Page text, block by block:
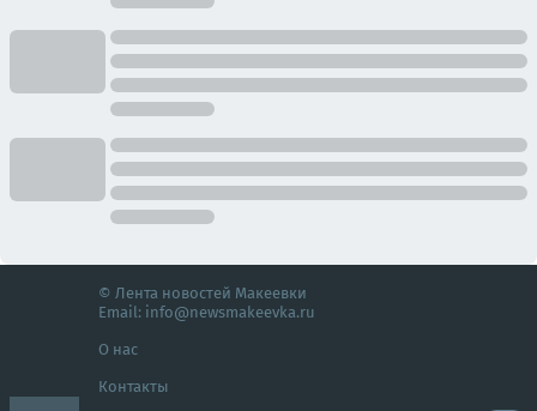
© Лента новостей Макеевки
Email: info@newsmakeevka.ru
О нас
Контакты